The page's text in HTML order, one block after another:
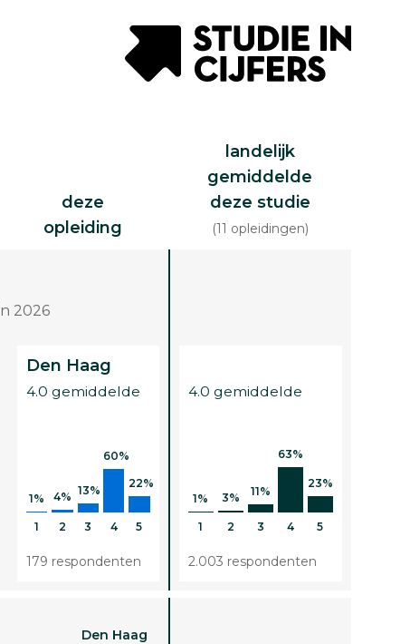
deze
opleiding
landelijk
gemiddelde
deze studie
(11 opleidingen)
2026
Den Haag
4.0 gemiddelde
1%
1
4%
2
13%
3
60%
4
22%
5
179 respondenten
4.0 gemiddelde
1%
1
3%
2
11%
3
63%
4
23%
5
2.003 respondenten
Den Haag